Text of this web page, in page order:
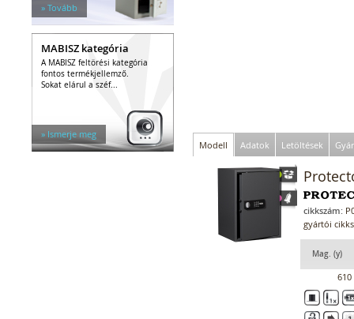
» Tovább
MABISZ kategória
A MABISZ feltörési kategória
fontos termékjellemző.
Sokat elárul a széf...
» Ismerje meg
Modell Adatok Letöltések
cikkszám:
gyártói
Mag. (y)
610